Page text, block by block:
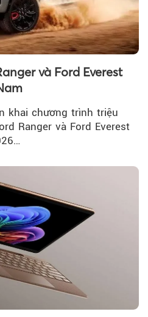
và Ford Everest
khai chương trình triệu
Ranger và Ford Everest